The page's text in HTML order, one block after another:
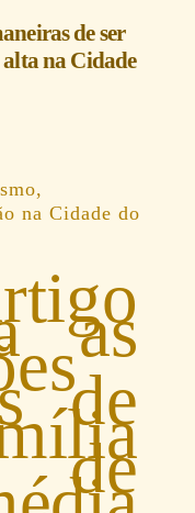
de ser
alta na Cidade
na Cidade do
as
de
de